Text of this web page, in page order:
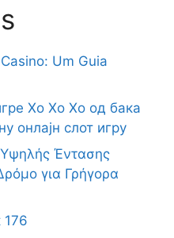
Um Guia
Хо Хо Хо од бака
онлајн слот игру
Έντασης
για Γρήγορα
176